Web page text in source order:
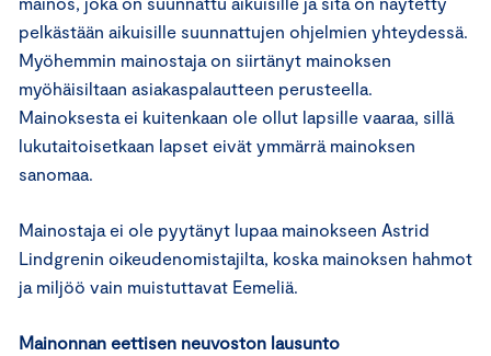
pelkästään aikuisille suunnattujen ohjelmien yhteydessä.
Myöhemmin mainostaja on siirtänyt mainoksen
myöhäisiltaan asiakaspalautteen perusteella.
Mainoksesta ei kuitenkaan ole ollut lapsille vaaraa, sillä
lukutaitoisetkaan lapset eivät ymmärrä mainoksen
sanomaa.
Mainostaja ei ole pyytänyt lupaa mainokseen Astrid
Lindgrenin oikeudenomistajilta, koska mainoksen hahmot
ja miljöö vain muistuttavat Eemeliä.
Mainonnan eettisen neuvoston lausunto